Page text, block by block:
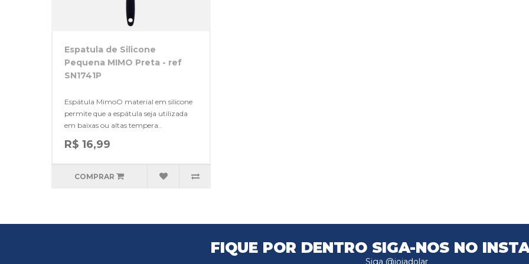
Espatula de Silicone
Pequena MIMO Preta - ref
SN1741P
Espátula MimoO material em silicone
permite que a espátula seja utilizada
em baixas ou altas tempera..
R$ 16,99
COMPRAR
FIQUE POR DENTRO SIGA-NOS NO
Siga @joiadolar